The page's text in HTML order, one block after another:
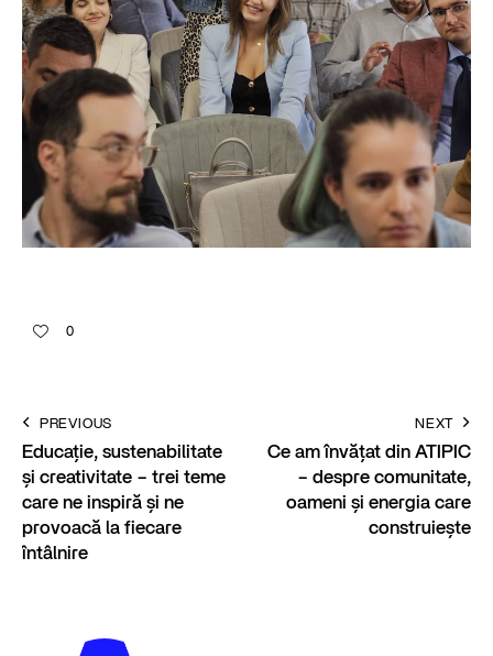
0
PREVIOUS
Educație, sustenabilitate
și creativitate – trei teme
care ne inspiră și ne
provoacă la fiecare
întâlnire
NEXT
Ce am învățat din ATIPIC
– despre comunitate,
oameni și energia care
construiește